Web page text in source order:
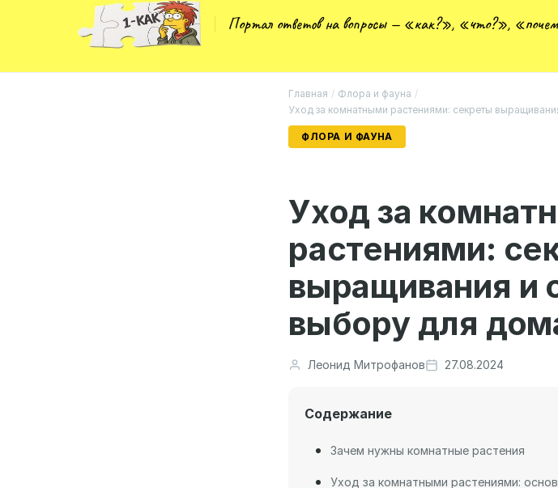
Портал ответов на вопросы — «как?», «что?»,
Главная / Флора и фауна /
Уход за комнатными растениями: секреты
ФЛОРА И ФАУНА
Уход за
растениями:
выращивания и
выбору для
Леонид Митрофанов 27.08.2024
Содержание
Зачем нужны комнатные растения
Уход за комнатными растениями: